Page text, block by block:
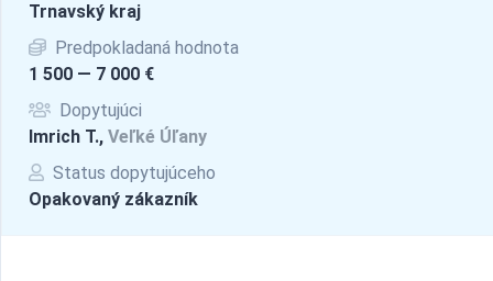
Trnavský kraj
Predpokladaná hodnota
1 500 — 7 000 €
Dopytujúci
Imrich T., Veľké Úľany
Status dopytujúceho
Opakovaný zákazník